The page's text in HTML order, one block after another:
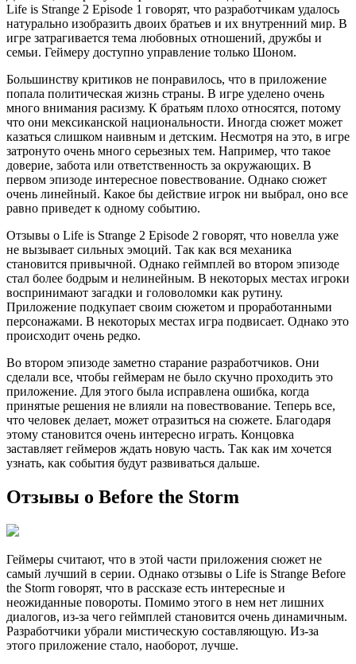
Life is Strange 2 Episode 1 говорят, что разработчикам удалось
натурально изобразить двоих братьев и их внутренний мир. В
игре затрагивается тема любовных отношений, дружбы и
семьи. Геймеру доступно управление только Шоном.
Большинству критиков не понравилось, что в приложение
попала политическая жизнь страны. В игре уделено очень
много внимания расизму. К братьям плохо относятся, потому
что они мексиканской национальности. Иногда сюжет может
казаться слишком наивным и детским. Несмотря на это, в игре
затронуто очень много серьезных тем. Например, что такое
доверие, забота или ответственность за окружающих. В
первом эпизоде интересное повествование. Однако сюжет
очень линейный. Какое бы действие игрок ни выбрал, оно все
равно приведет к одному событию.
Отзывы о Life is Strange 2 Episode 2 говорят, что новелла уже
не вызывает сильных эмоций. Так как вся механика
становится привычной. Однако геймплей во втором эпизоде
стал более бодрым и нелинейным. В некоторых местах игроки
воспринимают загадки и головоломки как рутину.
Приложение подкупает своим сюжетом и проработанными
персонажами. В некоторых местах игра подвисает. Однако это
происходит очень редко.
Во втором эпизоде заметно старание разработчиков. Они
сделали все, чтобы геймерам не было скучно проходить это
приложение. Для этого была исправлена ошибка, когда
принятые решения не влияли на повествование. Теперь все,
что человек делает, может отразиться на сюжете. Благодаря
этому становится очень интересно играть. Концовка
заставляет геймеров ждать новую часть. Так как им хочется
узнать, как события будут развиваться дальше.
Отзывы о Before the Storm
Геймеры считают, что в этой части приложения сюжет не
самый лучший в серии. Однако отзывы о Life is Strange Before
the Storm говорят, что в рассказе есть интересные и
неожиданные повороты. Помимо этого в нем нет лишних
диалогов, из-за чего геймплей становится очень динамичным.
Разработчики убрали мистическую составляющую. Из-за
этого приложение стало, наоборот, лучше.